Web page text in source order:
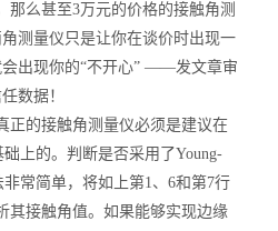
那么甚至3万元的价格的接触角测
测量仪只是让你在谈价时出现一
会出现你的“不开心” ——发文章审
数据！
正的接触角测量仪必须是建议在
础上的。判断是否采用了Young-
常简单，将如上第1、6和第7行
其接触角值。如果能够实现边缘